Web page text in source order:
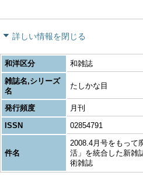
詳しい情報を閉じる
和洋区分
和雑誌
雑誌名,シリーズ
名
たしかな目
発行頻度
月刊
ISSN
02854791
件名
2008.4月号をもって
活」を統合した新雑
術雑誌